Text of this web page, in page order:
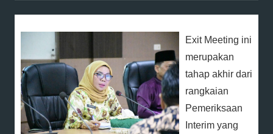
Exit Meeting ini
merupakan
tahap akhir dari
rangkaian
Pemeriksaan
Interim yang